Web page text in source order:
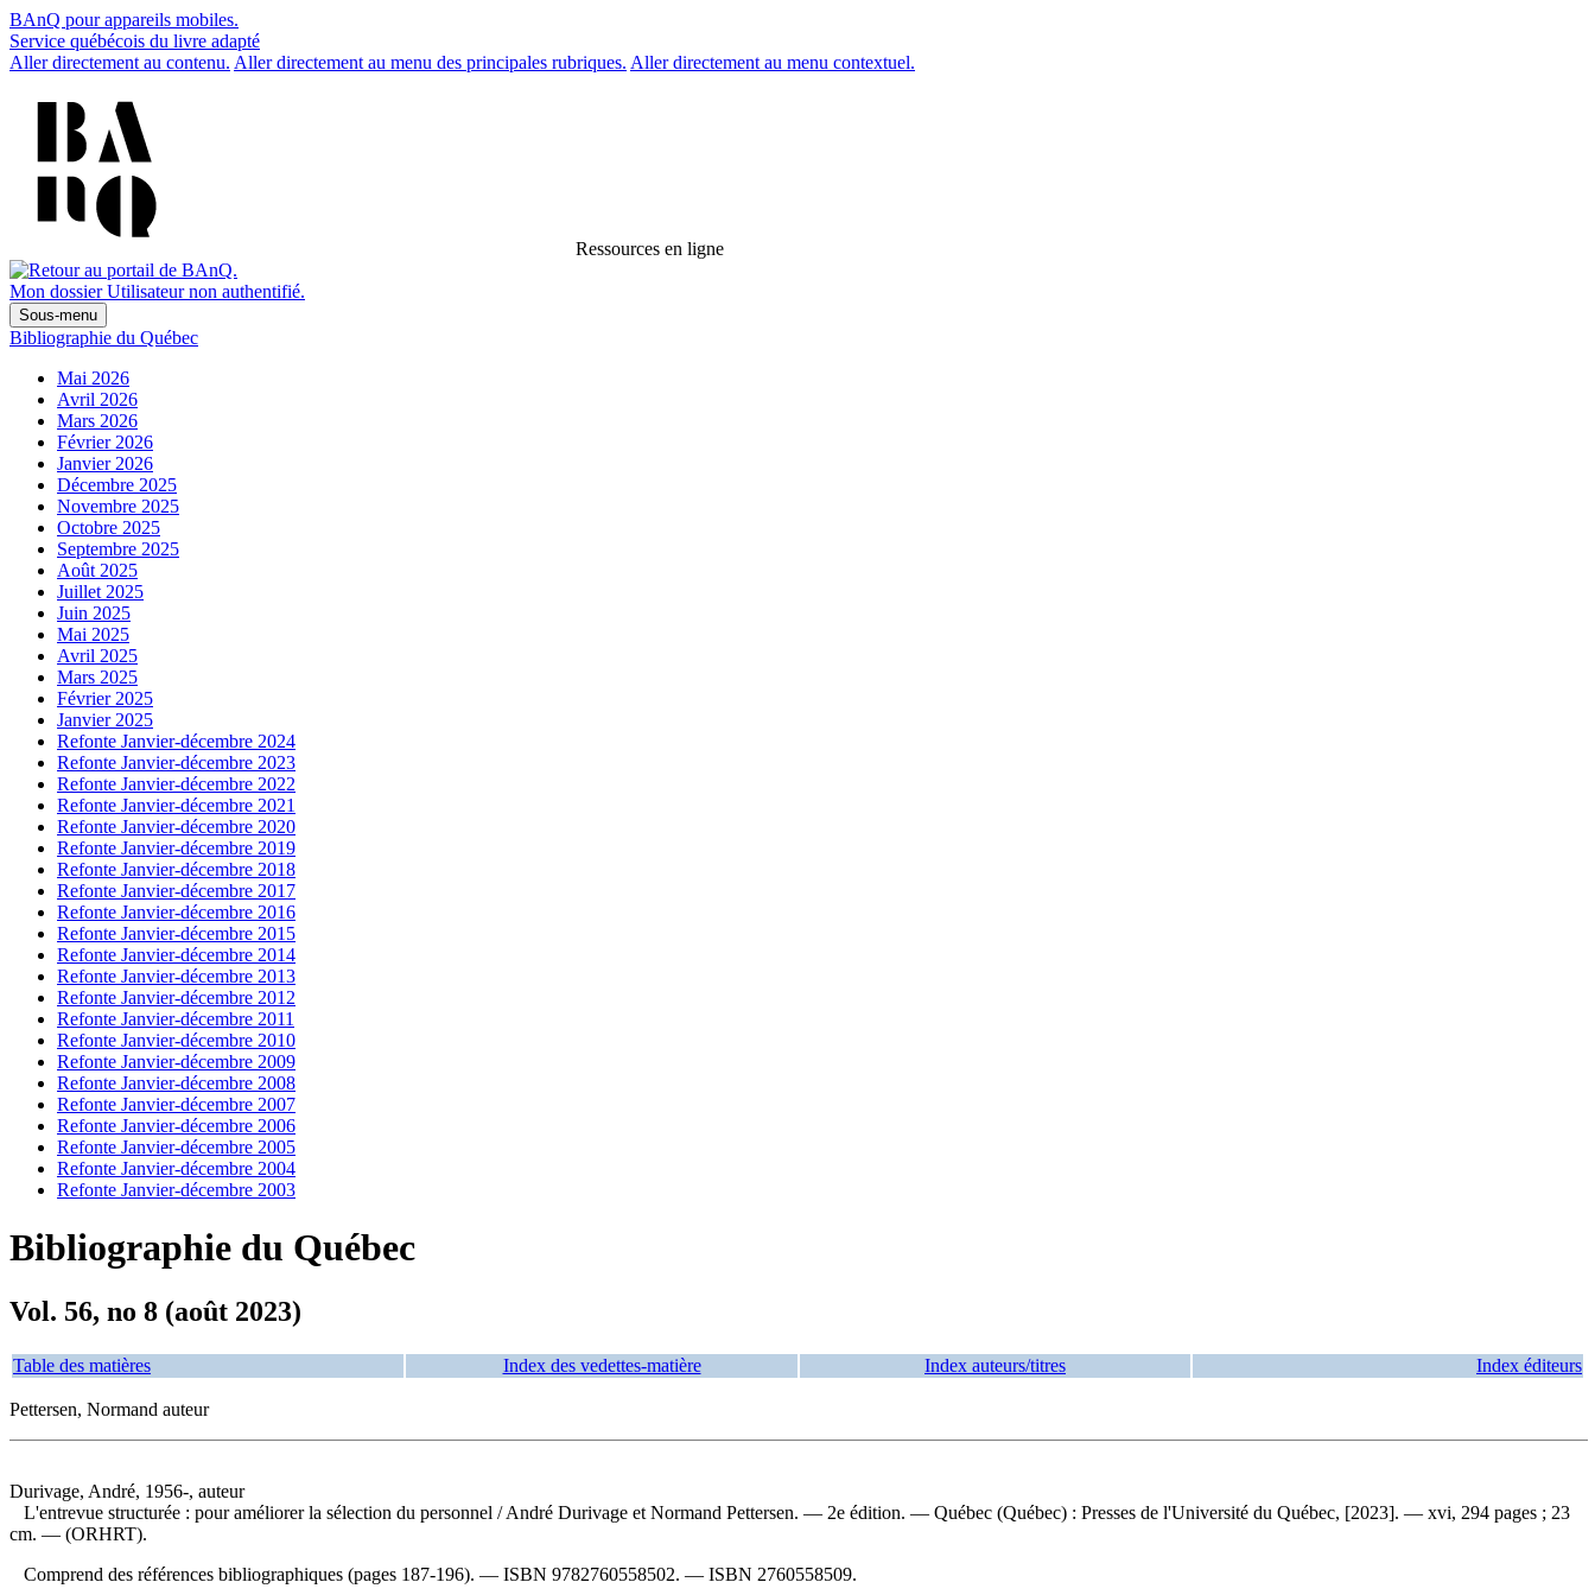
BAnQ pour appareils mobiles.
Service québécois du livre adapté
Aller directement au contenu. Aller directement au menu des principales rubriques. Aller directement au menu contextuel.
Ressources en ligne
Mon dossier Utilisateur non authentifié.
Sous-menu
Bibliographie du Québec
Mai 2026
Avril 2026
Mars 2026
Février 2026
Janvier 2026
Décembre 2025
Novembre 2025
Octobre 2025
Septembre 2025
Août 2025
Juillet 2025
Juin 2025
Mai 2025
Avril 2025
Mars 2025
Février 2025
Janvier 2025
Refonte Janvier-décembre 2024
Refonte Janvier-décembre 2023
Refonte Janvier-décembre 2022
Refonte Janvier-décembre 2021
Refonte Janvier-décembre 2020
Refonte Janvier-décembre 2019
Refonte Janvier-décembre 2018
Refonte Janvier-décembre 2017
Refonte Janvier-décembre 2016
Refonte Janvier-décembre 2015
Refonte Janvier-décembre 2014
Refonte Janvier-décembre 2013
Refonte Janvier-décembre 2012
Refonte Janvier-décembre 2011
Refonte Janvier-décembre 2010
Refonte Janvier-décembre 2009
Refonte Janvier-décembre 2008
Refonte Janvier-décembre 2007
Refonte Janvier-décembre 2006
Refonte Janvier-décembre 2005
Refonte Janvier-décembre 2004
Refonte Janvier-décembre 2003
Bibliographie du Québec
Vol. 56, no 8 (août 2023)
Table des matières Index des vedettes-matière Index auteurs/titres Index éditeurs
Pettersen, Normand auteur
Durivage, André, 1956-, auteur
L'entrevue structurée : pour améliorer la sélection du personnel / André Durivage et Normand Pettersen. — 2e édition. — Québec (Québec) : Presses de l'Université du Québec, [2023]. — xvi, 294 pages ; 23
cm. — (ORHRT).
Comprend des références bibliographiques (pages 187-196). — ISBN 9782760558502. — ISBN 2760558509.